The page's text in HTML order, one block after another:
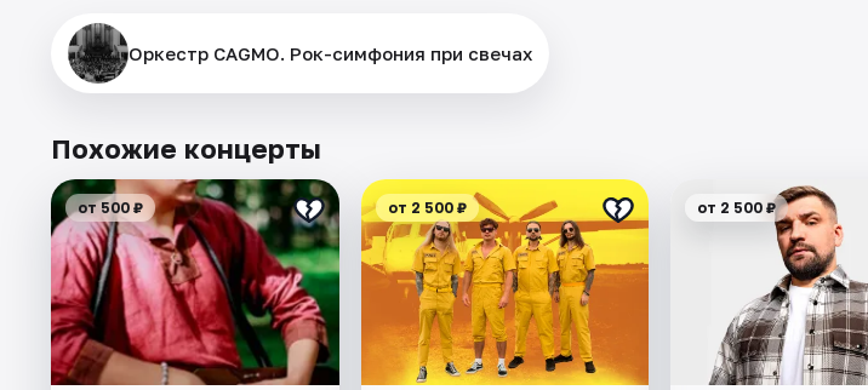
Оркестр CAGMO. Рок-симфония при свечах
Похожие концерты
от 500 ₽ от 2 500 ₽ от 2 500 ₽